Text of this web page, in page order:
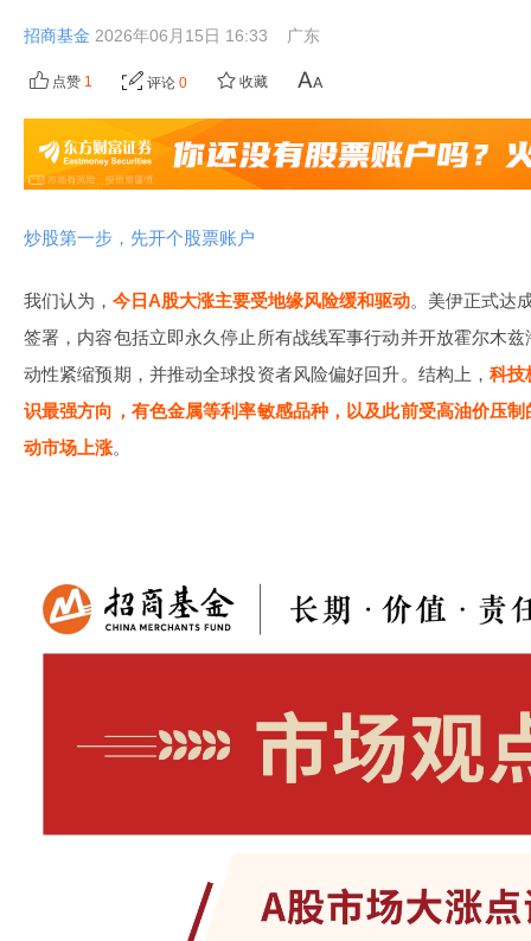
招商基金 2026年06月15日 16:33 广东
点赞 1 评论 0 收藏
炒股第一步，先开个股票账户
我们认为， 今日A股大涨主要受地缘风险缓和驱动。美伊正式达
签署，内容包括立即永久停止所有战线军事行动并开放霍尔木
动性紧缩预期，并推动全球投资者风险偏好回升。结构上，科技
识最强方向，有色金属等利率敏感品种，以及此前受高油价压
动市场上涨。